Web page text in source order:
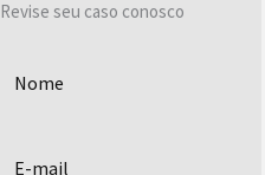
Revise seu caso conosco